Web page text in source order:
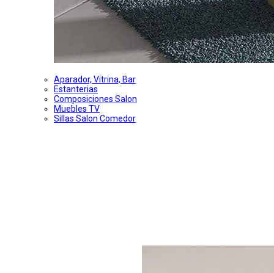
Aparador, Vitrina, Bar
Estanterias
Composiciones Salon
Muebles TV
Sillas Salon Comedor